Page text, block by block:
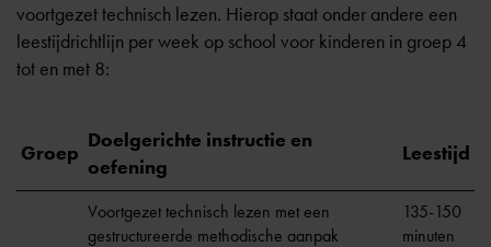
voortgezet technisch lezen. Hierop staat onder andere een
leestijdrichtlijn per week op school voor kinderen in groep 4
tot en met 8:
Groep
Doelgerichte instructie en
oefening
Leestijd
Voortgezet technisch lezen met een
gestructureerde methodische aanpak
135-150
minuten